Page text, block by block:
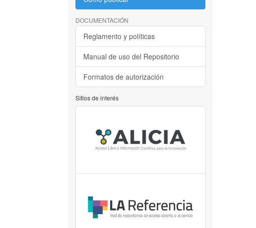
DOCUMENTACIÓN
Reglamento y políticas
Manual de uso del Repositorio
Formatos de autorización
Sitios de interés